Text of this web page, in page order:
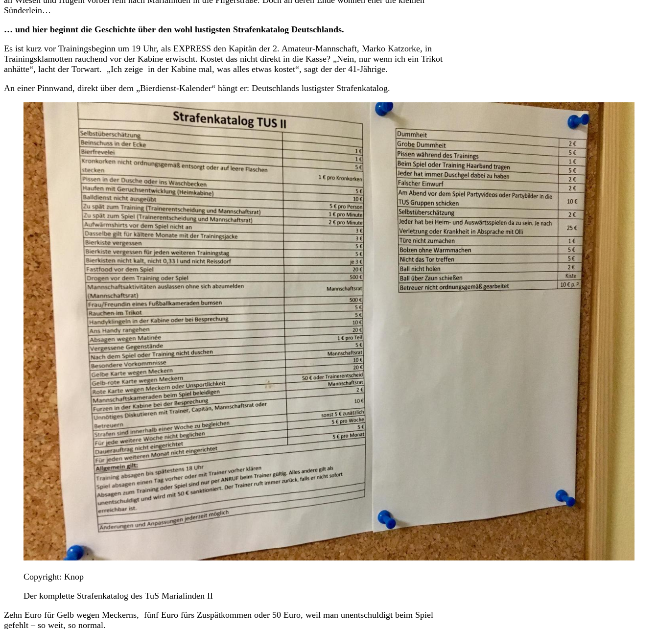
Sünderlein…
… und hier beginnt die Geschichte über den wohl lustigsten Strafenkatalog Deutschlands.
Es ist kurz vor Trainingsbeginn um 19 Uhr, als EXPRESS den Kapitän der 2. Amateur-Mannschaft, Marko Katzorke, in
Trainingsklamotten rauchend vor der Kabine erwischt. Kostet das nicht direkt in die Kasse? „Nein, nur wenn ich ein Trikot
anhätte“, lacht der Torwart. „Ich zeige in der Kabine mal, was alles etwas kostet“, sagt der der 41-Jährige.
An einer Pinnwand, direkt über dem „Bierdienst-Kalender“ hängt er: Deutschlands lustigster Strafenkatalog.
Copyright: Knop
Der komplette Strafenkatalog des TuS Marialinden II
Zehn Euro für Gelb wegen Meckerns, fünf Euro fürs Zuspätkommen oder 50 Euro, weil man unentschuldigt beim Spiel
gefehlt – so weit, so normal.